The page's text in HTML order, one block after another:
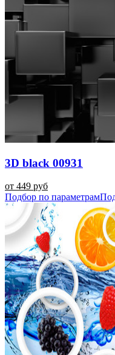
3D black 00931
от 449 руб
Подбор по параметрам